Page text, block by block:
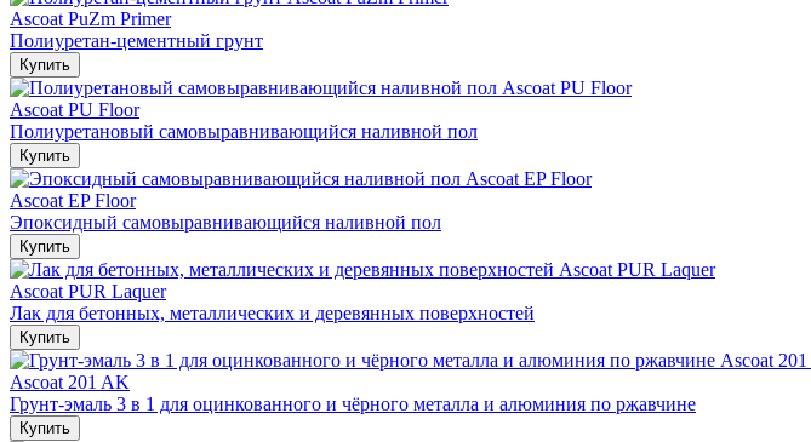
Ascoat PuZm Primer
Полиуретан-цементный грунт
Купить
Ascoat PU Floor
Полиуретановый самовыравнивающийся наливной пол
Купить
Ascoat EP Floor
Эпоксидный самовыравнивающийся наливной пол
Купить
Ascoat PUR Laquer
Лак для бетонных, металлических и деревянных поверхностей
Купить
Ascoat 201 AK
Грунт-эмаль 3 в 1 для оцинкованного и чёрного металла и алюминия по ржавчине
Купить